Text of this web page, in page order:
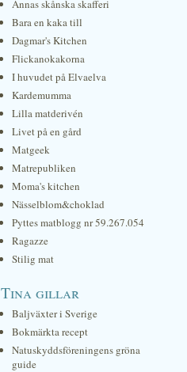
Annas skånska skafferi
Bara en kaka till
Dagmar's Kitchen
Flickanokakorna
I huvudet på Elvaelva
Kardemumma
Lilla matderivén
Livet på en gård
Matgeek
Matrepubliken
Moma's kitchen
Nässelblom&choklad
Pyttes matblogg nr 59.267.054
Ragazze
Stilig mat
Tina gillar
Baljväxter i Sverige
Bokmärkta recept
Natuskyddsföreningens gröna
guide